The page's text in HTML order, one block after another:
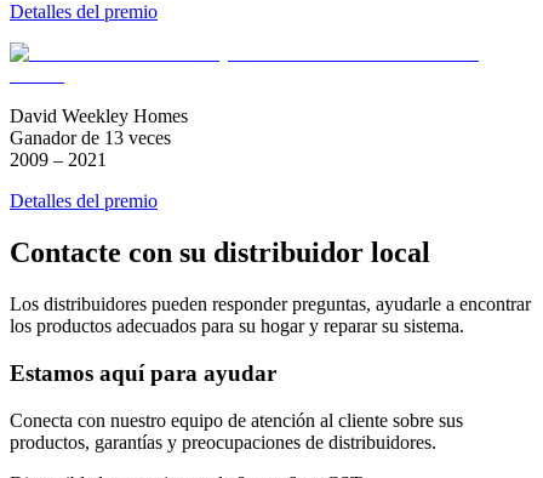
Detalles del premio
David Weekley Homes
Ganador de 13 veces
2009 – 2021
Detalles del premio
Contacte con su distribuidor local
Los distribuidores pueden responder preguntas, ayudarle a encontrar
los productos adecuados para su hogar y reparar su sistema.
Estamos aquí para ayudar
Conecta con nuestro equipo de atención al cliente sobre sus
productos, garantías y preocupaciones de distribuidores.